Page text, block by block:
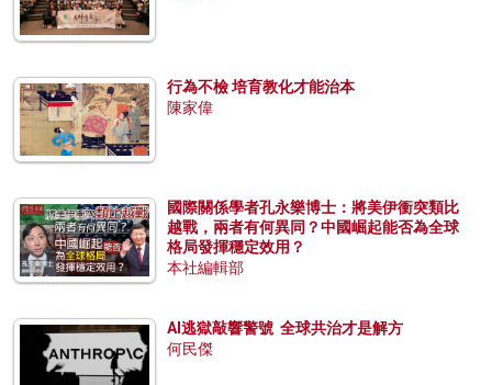
行為不檢 培育教化才能治本
陳家偉
國際關係學者孔永樂博士：將美伊衝突類比
越戰，兩者有何異同？中國崛起能否為全球
格局發揮穩定效用？
本社編輯部
AI逃獄敲響警號 全球共治才是解方
何民傑